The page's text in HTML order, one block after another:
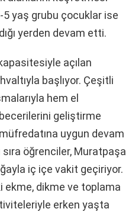
5 yaş grubu çocuklar ise
yerden devam etti.
açılan
başlıyor. Çeşitli
hem el
geliştirme
uygun devam
sıra öğrenciler, Muratpaşa
iç içe vakit geçiriyor.
ekme, dikme ve toplama
erken yaşta